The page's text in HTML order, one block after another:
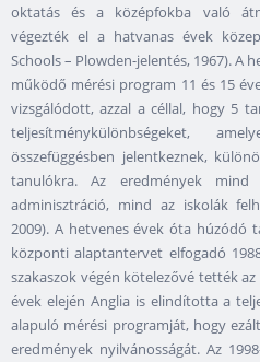
oktatás és a középfokba való
végezték el a hatvanas évek
Schools – Plowden-jelentés, 1967). A
működő mérési program 11 és 15
vizsgálódott, azzal a céllal, hogy 5
teljesítménykülönbségeket,
összefüggésben jelentkeznek,
tanulókra. Az eredmények
adminisztráció, mind az iskolák
2009). A hetvenes évek óta húzódó
központi alaptantervet elfogadó
szakaszok végén kötelezővé tették
évek elején Anglia is elindította a
alapuló mérési programját, hogy
eredmények nyilvánosságát. Az